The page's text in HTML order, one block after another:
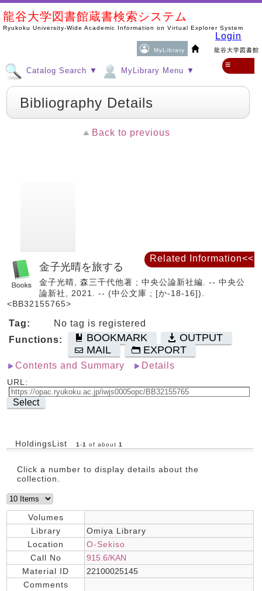
龍谷大学図書館蔵書検索システム
Ryukoku University-Wide Academic Information on Virtual Explorer System
MyLibrary 龍谷大学図書館
Login
Catalog Search ▼ MyLibrary Menu ▼
≡
Bibliography Details
Back to previous
金子光晴を旅する
金子光晴, 森三千代他著 ; 中央公論新社編. -- 中央公
論新社, 2021. -- (中公文庫 ; [か-18-16]).
<BB32155765>
Tag:
No tag is registered
Functions:
BOOKMARK
OUTPUT
MAIL
EXPORT
Contents and Summary Details
URL:
Select
HoldingsList 1 -1 of about 1
Click a number to display details about the
collection.
Volumes
Library
Omiya Library
Location
O-Sekiso
Call No
915.6/KAN
Material ID
22100025145
Comments
Related Information<<